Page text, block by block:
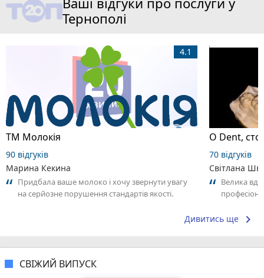
Тернополі
ТМ Молокія
4.1
90 відгуків
Марина Кекина
Придбала ваше молоко і хочу звернути увагу
на серйозне порушення стандартів якості.
O Dent,
70 відгуків
Світлана
Велика
Дивитись ще keyboard_arrow_right
СВІЖИЙ ВИПУСК